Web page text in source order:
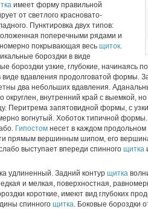
имеет форму правильной
от светлого красновато-
Пунктировка двух типов:
поперечными рядами и
покрывающая весь щиток.
бороздки в виде
бороздки узкие, глубокие, начинаясь
вдавления продолговатой формы.
два небольших вдавления.
округлен, внутренний край с выемкой,
Перитрема запятовидной формы, с
вогнутый. Хоботок типичной
Гипостом несет в каждом
прямым вершинным шипом, его
выступает впереди спинного щитка
удлиненный. Задний контур щитка
и мелкая, поверхностная,
короткие, имеют вид глубоких
спинного щитка. Боковые бороздки